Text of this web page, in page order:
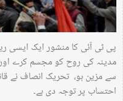
پی ٹی آئی کا منشور ایک ایسی
مدینہ کی روح کو مجسم کرے اور
سے مزین ہو، تحریک انصاف نے
احتساب پر توجہ دی ہے۔